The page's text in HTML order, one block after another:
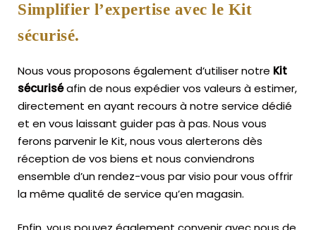
Simplifier l’expertise avec le Kit
sécurisé.
Nous vous proposons également d’utiliser notre Kit
sécuriséafin de nous expédier vos valeurs à estimer,
directement en ayant recours à notre service dédié
et en vous laissant guider pas à pas. Nous vous
ferons parvenir le Kit, nous vous alerterons dès
réception de vos biens et nous conviendrons
ensemble d’un rendez-vous par visio pour vous offrir
la même qualité de service qu’en magasin.